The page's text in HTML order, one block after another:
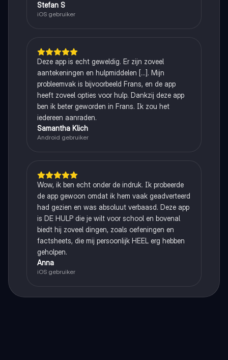
Stefan S
iOS gebruiker
Deze app is echt geweldig. Er zijn zoveel
aantekeningen en hulpmiddelen [...]. Mijn
probleemvak is bijvoorbeeld Frans, en de app
heeft zoveel opties voor hulp. Dankzij deze app
ben ik beter geworden in Frans. Ik zou het
iedereen aanraden.
Samantha Klich
Android gebruiker
Wow, ik ben echt onder de indruk. Ik probeerde
de app gewoon omdat ik hem vaak geadverteerd
had gezien en was absoluut verbaasd. Deze app
is DE HULP die je wilt voor school en bovenal
biedt hij zoveel dingen, zoals oefeningen en
factsheets, die mij persoonlijk HEEL erg hebben
geholpen.
Anna
iOS gebruiker